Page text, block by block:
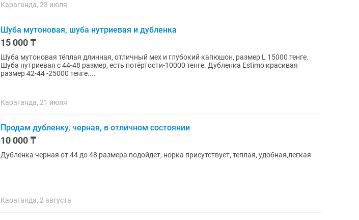
Караганда, 23 июля
Шуба мутоновая, шуба нутриевая и дубленка
15 000 ₸
Шуба мутоновая тёплая длинная, отличный мех и глубокий капюшон, размер L 15000 тенге.
Шуба нутриевая с 44-48 размер, есть потёртости-10000 тенге. Дубленка Estimo красивая
размер 42-44 -25000 тенге....
Караганда, 21 июля
Продам дубленку, черная, в отличном состоянии
10 000 ₸
Дубленка черная от 44 до 48 размера подойдет, норка присутствует, теплая, удобная,легкая
Караганда, 2 августа